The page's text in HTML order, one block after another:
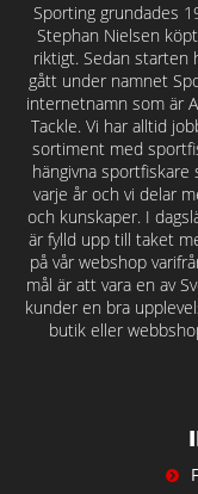
Sporting grundades
Stephan Nielsen
riktigt. Sedan starten
gått under namnet
internetnamn som är
Tackle. Vi har alltid
sortiment med
hängivna
varje år och vi delar
och kunskaper. I
är fylld upp till taket
på vår webshop
mål är att vara en av
kunder en bra
butik eller